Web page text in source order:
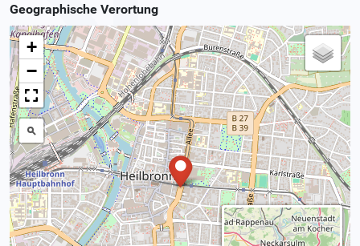
Geographische Verortung
+
−